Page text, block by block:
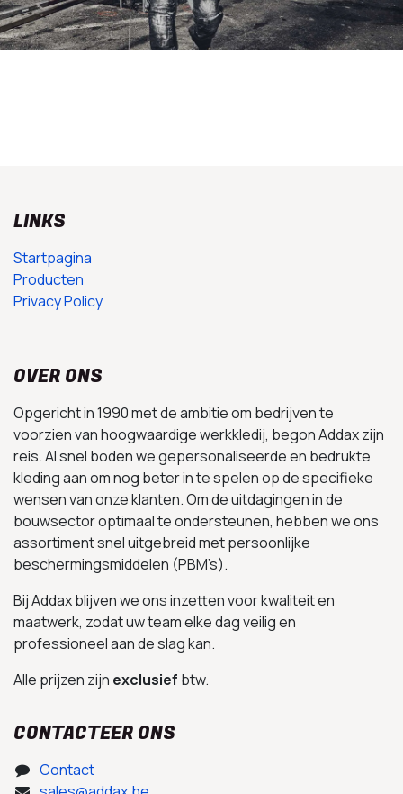
LINKS
Startpagina
Producten
Privacy Policy
OVER ONS
Opgericht in 1990 met de ambitie om bedrijven te
voorzien van hoogwaardige werkkledij, begon Addax zijn
reis. Al snel boden we gepersonaliseerde en bedrukte
kleding aan om nog beter in te spelen op de specifieke
wensen van onze klanten. Om de uitdagingen in de
bouwsector optimaal te ondersteunen, hebben we ons
assortiment snel uitgebreid met persoonlijke
beschermingsmiddelen (PBM’s).
Bij Addax blijven we ons inzetten voor kwaliteit en
maatwerk, zodat uw team elke dag veilig en
professioneel aan de slag kan.
Alle prijzen zijn exclusief btw.
CONTACTEER ONS
Contact